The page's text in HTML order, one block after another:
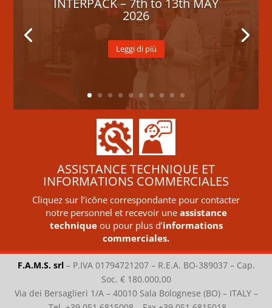
2026
Leggi di più
ASSISTANCE TECHNIQUE ET
INFORMATIONS COMMERCIALES
Cliquez sur l’icône correspondante pour contacter
notre personnel et recevoir une assistance
techniqueou pour plus d’informations
commerciales.
F.A.M.S. srl– P.IVA 01794721207 – R.E.A. BO-389037 – Cap.
Soc. € 180.000,00
Via dei Bersaglieri 1/A – 40010 Sala Bolognese (BO) – ITALY –